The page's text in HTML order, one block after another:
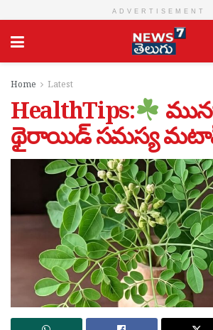
ADVERTISEMENT
Home Latest
HealthTips:
థైరాయిడ్ సమస్య